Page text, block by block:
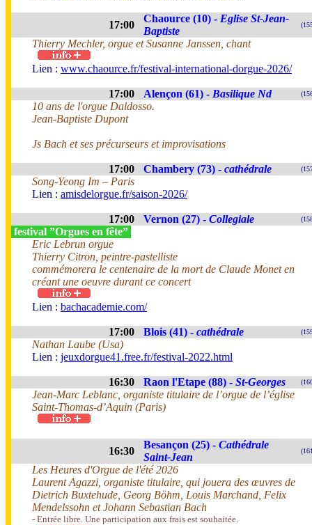
17:00
Chaource (10) - Eglise St-Jean-
Baptiste
Thierry Mechler, orgue et Susanne Janssen, chant
Lien : www.chaource.fr/festival-international-dorgue-2026/
17:00 Alençon (61) - Basilique Nd
10 ans de l'orgue Daldosso.
Jean-Baptiste Dupont
Js Bach et ses précurseurs et improvisations
17:00 Chambery (73) - cathédrale
Song-Yeong Im – Paris
Lien : amisdelorgue.fr/saison-2026/
17:00 Vernon (27) - Collegiale
festival ”Orgues en fête”
Eric Lebrun orgue
Thierry Citron, peintre-pastelliste
commémorera le centenaire de la mort de Claude Monet en
créant une oeuvre durant ce concert
Lien : bachacademie.com/
17:00 Blois (41) - cathédrale
Nathan Laube (Usa)
Lien : jeuxdorgue41.free.fr/festival-2022.html
16:30 Raon l'Etape (88) - St-Georges
Jean-Marc Leblanc, organiste titulaire de l’orgue de l’église
Saint-Thomas-d’Aquin (Paris)
16:30
Besançon (25) - Cathédrale
Saint-Jean
Les Heures d'Orgue de l'été 2026
Laurent Agazzi, organiste titulaire, qui jouera des œuvres de
Dietrich Buxtehude, Georg Böhm, Louis Marchand, Felix
Mendelssohn et Johann Sebastian Bach
- Entrée libre. Une participation aux frais est souhaitée.